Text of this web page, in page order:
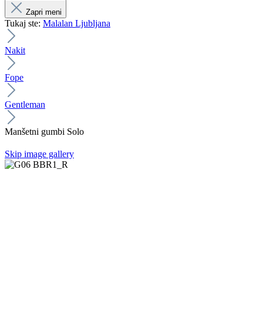
Zapri meni
Tukaj ste: Malalan Ljubljana
Nakit
Fope
Gentleman
Manšetni gumbi Solo
Skip image gallery